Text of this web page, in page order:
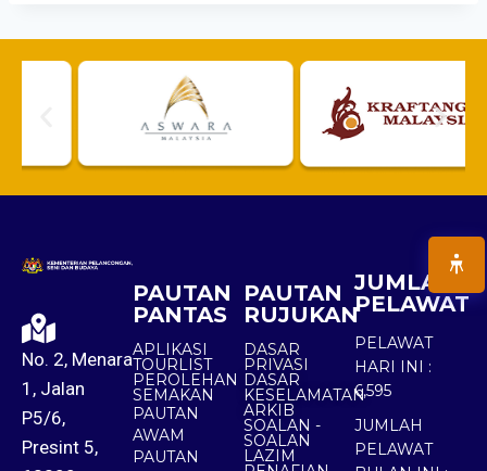
No. 2, Menara
1, Jalan
P5/6,
Presint 5,
PAUTAN
PANTAS
APLIKASI
TOURLIST
PEROLEHAN
SEMAKAN
PAUTAN
AWAM
PAUTAN
PAUTAN
RUJUKAN
DASAR
PRIVASI
DASAR
KESELAMATAN
ARKIB
SOALAN -
SOALAN
LAZIM
JUMLAH
PELAWAT
PELAWAT
HARI INI :
6,595
JUMLAH
PELAWAT